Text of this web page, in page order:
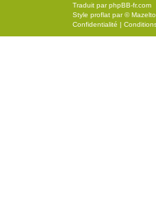
Traduit parphpBB-fr.com
Style proflat par ©
Confidentialité |